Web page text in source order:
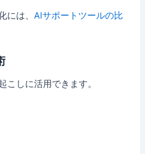
には、AIサポートツールの比
こしに活用できます。